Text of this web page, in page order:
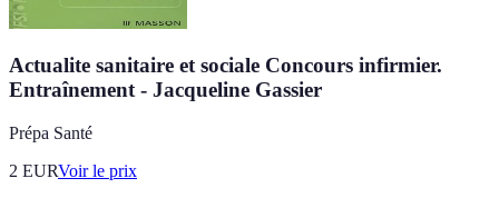
Actualite sanitaire et sociale Concours infirmier.
Entraînement - Jacqueline Gassier
Prépa Santé
2 EURVoir le prix